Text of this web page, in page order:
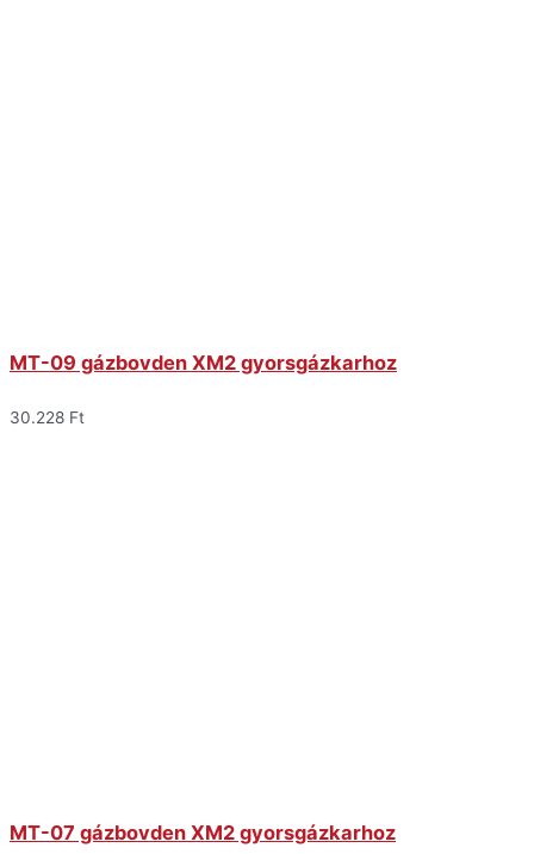
MT-09 gázbovden XM2 gyorsgázkarhoz
30.228 Ft
MT-07 gázbovden XM2 gyorsgázkarhoz